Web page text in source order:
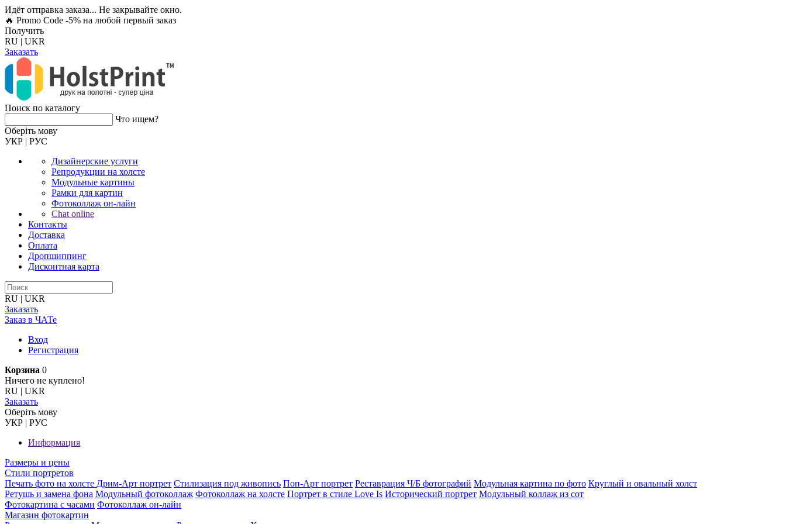
Идёт отправка заказа... Не закрывайте окно.
🔥 Promo Code -5% на любой первый заказ
Получить
RU | UKR
Заказать
Поиск по каталогу
Что ищем?
Оберiть мову
УКР | РУС
Дизайнерские услуги
Репродукции на холсте
Модульные картины
Рамки для картин
Фотоколлаж он-лайн
Chat online
Контакты
Доставка
Оплата
Дропшиппинг
Дисконтная карта
RU | UKR
Заказать
Заказ в ЧАТе
Вход
Регистрация
Корзина 0
Ничего не куплено!
RU | UKR
Заказать
Оберiть мову
УКР | РУС
Информация
Размеры и цены
Стили портретов
Печать фото на холсте Дрим-Арт портрет Стилизация под живопись Поп-Арт портрет Реставрация Ч/Б фотографий Модульная картина по фото Круглый и овальный холст
Ретушь и замена фона Модульный фотоколлаж Фотоколлаж на холсте Портрет в стиле Love Is Исторический портрет Модульный коллаж из сот
Фотокартина с часами Фотоколлаж он-лайн
Магазин фотокартин